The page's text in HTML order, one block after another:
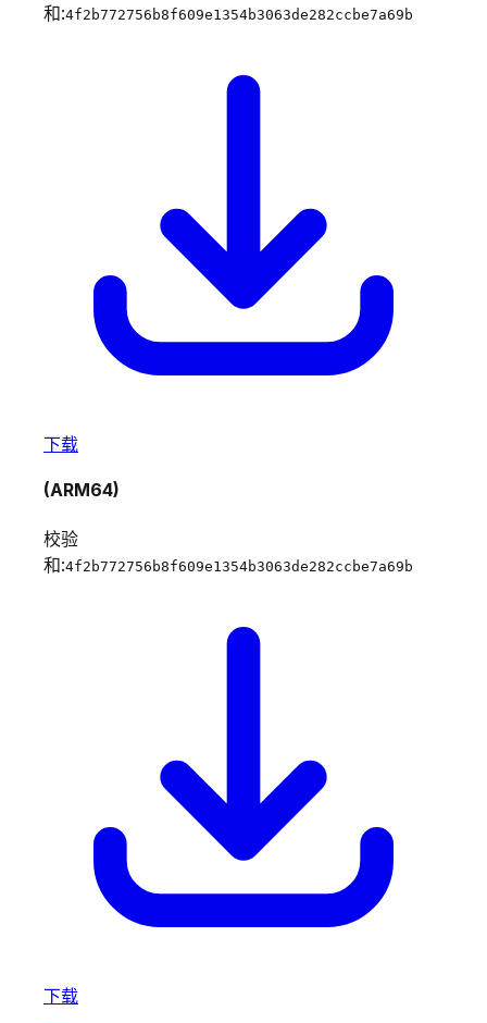
和:4f2b772756b8f609e1354b3063de282ccbe7a69b
下载
(ARM64)
校验
和:4f2b772756b8f609e1354b3063de282ccbe7a69b
下载